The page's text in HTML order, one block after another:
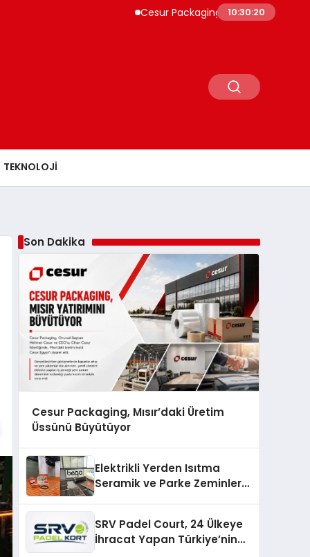
Cesur Packaging, Mısır’daki Üretim Üssünü
10:30:21
TEKNOLOJI
Son Dakika
Cesur Packaging, Mısır’daki Üretim
Üssünü Büyütüyor
Elektrikli Yerden Isıtma
Seramik ve Parke Zeminler
SRV Padel Court, 24 Ülkeye
İhracat Yapan Türkiye’nin